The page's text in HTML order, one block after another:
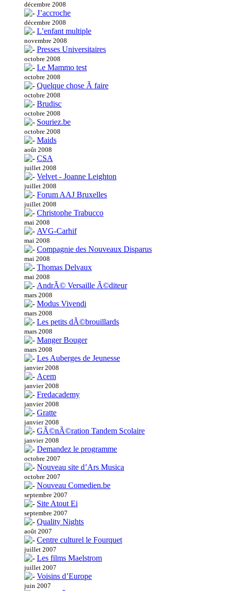
décembre 2008
J’accroche
décembre 2008
L’enfant multiple
novembre 2008
Presses Universitaires
octobre 2008
Le Mammo test
octobre 2008
Quelque chose Ã faire
octobre 2008
Brudisc
octobre 2008
Souriez.be
octobre 2008
Maids
août 2008
CSA
juillet 2008
Velvet - Joanne Leighton
juillet 2008
Forum AAJ Bruxelles
juillet 2008
Christophe Trabucco
mai 2008
AVG-Carhif
mai 2008
Compagnie des Nouveaux Disparus
mai 2008
Thomas Delvaux
mai 2008
AndrÃ© Versaille Ã©diteur
mars 2008
Modus Vivendi
mars 2008
Les petits dÃ©brouillards
mars 2008
Manger Bouger
mars 2008
Les Auberges de Jeunesse
janvier 2008
Acem
janvier 2008
Fredacademy
janvier 2008
Gratte
janvier 2008
GÃ©nÃ©ration Tandem Scolaire
janvier 2008
Demandez le programme
octobre 2007
Nouveau site d’Ars Musica
octobre 2007
Nouveau Comedien.be
septembre 2007
Site Atout Ei
septembre 2007
Quality Nights
août 2007
Centre culturel le Fourquet
juillet 2007
Les films Maelstrom
juillet 2007
Voisins d’Europe
juin 2007